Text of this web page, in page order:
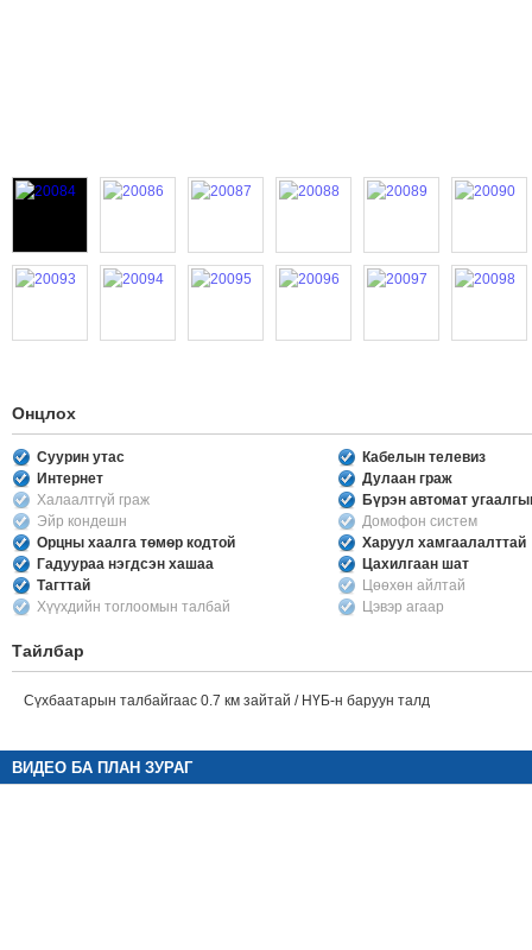
Онцлох
Суурин утас
Кабелын телевиз
Интернет
Дулаан граж
Халаалтгүй граж
Бүрэн автомат
Эйр кондешн
Домофон систем
Орцны хаалга төмөр кодтой
Харуул хамгаалалттай
Гадуураа нэгдсэн хашаа
Цахилгаан шат
Тагттай
Цөөхөн айлтай
Хүүхдийн тоглоомын талбай
Цэвэр агаар
Тайлбар
Сүхбаатарын талбайгаас 0.7 км зайтай / НҮБ-н баруун талд
ВИДЕО БА ПЛАН ЗУРАГ